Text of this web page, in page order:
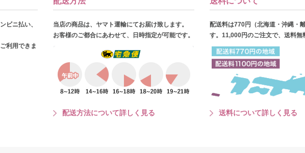
ビニ払い、
利用できま
当店の商品は、ヤマト運輸にてお届け致します。
お客様のご都合にあわせて、日時指定が可能です。
配送方法について詳しく見る
配送料は770円（北海道・沖縄・
す。11,000円のご注文で、送料無
送料について詳しく見る